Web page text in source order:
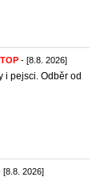
TOP - [8.8. 2026]
i pejsci. Odběr od
[8.8. 2026]